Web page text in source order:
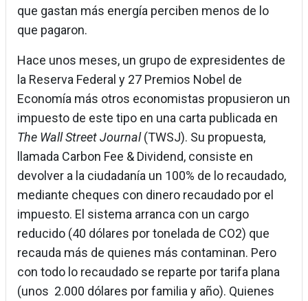
que gastan más energía perciben menos de lo
que pagaron.
Hace unos meses, un grupo de expresidentes de
la Reserva Federal y 27 Premios Nobel de
Economía más otros economistas propusieron un
impuesto de este tipo en una carta publicada en
The Wall Street Journal(TWSJ). Su propuesta,
llamada Carbon Fee & Dividend, consiste en
devolver a la ciudadanía un 100% de lo recaudado,
mediante cheques con dinero recaudado por el
impuesto. El sistema arranca con un cargo
reducido (40 dólares por tonelada de CO2) que
recauda más de quienes más contaminan. Pero
con todo lo recaudado se reparte por tarifa plana
(unos 2.000 dólares por familia y año). Quienes